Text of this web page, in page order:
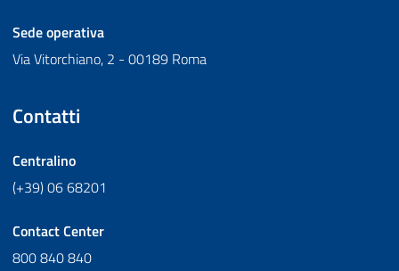
Sede operativa
Via Vitorchiano, 2 - 00189 Roma
Contatti
Centralino
(+39) 06 68201
Contact Center
800 840 840